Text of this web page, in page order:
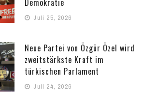
Demokratie
Juli 25, 2026
Neue Partei von Özgür Özel wird
zweitstärkste Kraft im
türkischen Parlament
Juli 24, 2026